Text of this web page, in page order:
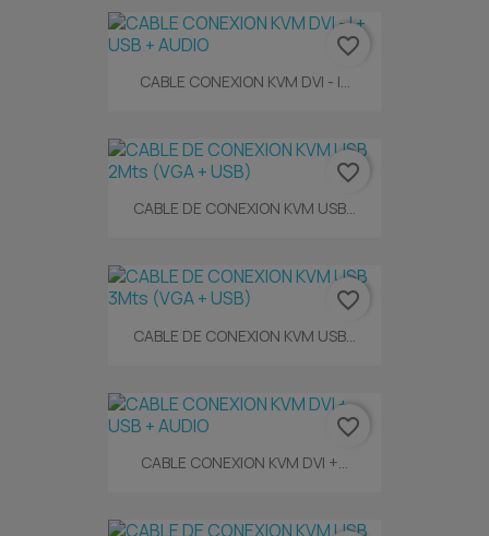
CABLE CONEXION KVM DVI - I...
favorite_border
CABLE DE CONEXION KVM USB...
favorite_border
CABLE DE CONEXION KVM USB...
favorite_border
CABLE CONEXION KVM DVI +...
favorite_border